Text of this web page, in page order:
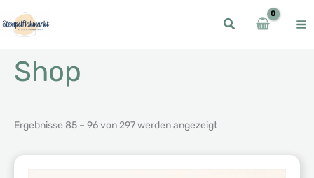
Inhalt
springen
Shop
Ergebnisse 85 – 96 von 297 werden angezeigt